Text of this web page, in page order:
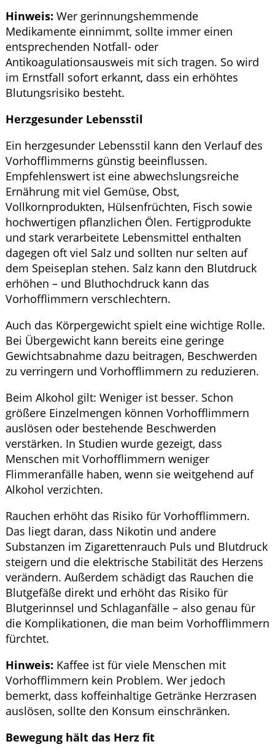
Hinweis: Wer gerinnungshemmende
Medikamente einnimmt, sollte immer einen
entsprechenden Notfall- oder
Antikoagulationsausweis mit sich tragen. So wird
im Ernstfall sofort erkannt, dass ein erhöhtes
Blutungsrisiko besteht.
Herzgesunder Lebensstil
Ein herzgesunder Lebensstil kann den Verlauf des
Vorhofflimmerns günstig beeinflussen.
Empfehlenswert ist eine abwechslungsreiche
Ernährung mit viel Gemüse, Obst,
Vollkornprodukten, Hülsenfrüchten, Fisch sowie
hochwertigen pflanzlichen Ölen. Fertigprodukte
und stark verarbeitete Lebensmittel enthalten
dagegen oft viel Salz und sollten nur selten auf
dem Speiseplan stehen. Salz kann den Blutdruck
erhöhen – und Bluthochdruck kann das
Vorhofflimmern verschlechtern.
Auch das Körpergewicht spielt eine wichtige Rolle.
Bei Übergewicht kann bereits eine geringe
Gewichtsabnahme dazu beitragen, Beschwerden
zu verringern und Vorhofflimmern zu reduzieren.
Beim Alkohol gilt: Weniger ist besser. Schon
größere Einzelmengen können Vorhofflimmern
auslösen oder bestehende Beschwerden
verstärken. In Studien wurde gezeigt, dass
Menschen mit Vorhofflimmern weniger
Flimmeranfälle haben, wenn sie weitgehend auf
Alkohol verzichten.
Rauchen erhöht das Risiko für Vorhofflimmern.
Das liegt daran, dass Nikotin und andere
Substanzen im Zigarettenrauch Puls und Blutdruck
steigern und die elektrische Stabilität des Herzens
verändern. Außerdem schädigt das Rauchen die
Blutgefäße direkt und erhöht das Risiko für
Blutgerinnsel und Schlaganfälle – also genau für
die Komplikationen, die man beim Vorhofflimmern
fürchtet.
Hinweis: Kaffee ist für viele Menschen mit
Vorhofflimmern kein Problem. Wer jedoch
bemerkt, dass koffeinhaltige Getränke Herzrasen
auslösen, sollte den Konsum einschränken.
Bewegung hält das Herz fit